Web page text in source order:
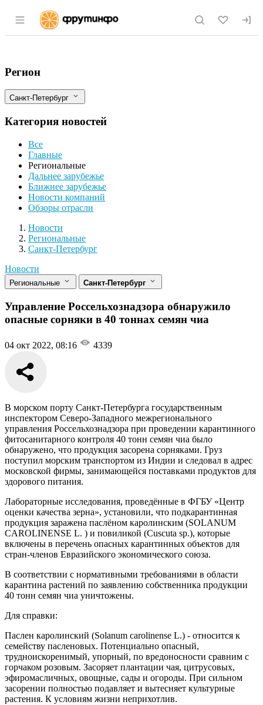
Раздел навигации по сайту fruitinfo.ru
Управление Россельхознадзора
Фильтры
Регион
Санкт-Петербург
Категория новостей
Все
Главные
Региональные
Дальнее зарубежье
Ближнее зарубежье
Новости компаний
Обзоры отрасли
Новости
Разделы
Новости
Региональные
Санкт-Петербург
Новости
Региональные Санкт-Петербург
Управление Россельхознадзора обнаружило
опасные сорняки в 40 тоннах семян чиа
04 окт 2022, 08:16 4339
В морском порту Санкт-Петербурга государственным
инспектором Северо-Западного межрегионального
управления Россельхознадзора при проведении карантинного
фитосанитарного контроля 40 тонн семян чиа было
обнаружено, что продукция засорена сорняками. Груз
поступил морским транспортом из Индии и следовал в адрес
московской фирмы, занимающейся поставками продуктов для
здорового питания.
Лабораторные исследования, проведённые в ФГБУ «Центр
оценки качества зерна», установили, что подкарантинная
продукция заражена паслёном каролинским (SOLANUM
CAROLINENSE L. ) и повиликой (Cuscuta sp.), которые
включены в перечень опасных карантинных объектов для
стран-членов Евразийского экономического союза.
В соответствии с нормативными требованиями в области
карантина растений по заявлению собственника продукции
40 тонн семян чиа уничтожены.
Для справки:
Паслен каролинский (Solanum carolinense L.) - относится к
семейству пасленовых. Потенциально опасный,
трудноискоренимый, упорный, по вредоносности сравним с
горчаком розовым. Засоряет плантации чая, цитрусовых,
эфиромасличных, овощные, сады и огороды. При сильном
засорении полностью подавляет и вытесняет культурные
растения. К условиям жизни неприхотлив.